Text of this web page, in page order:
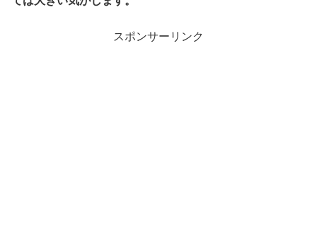
スポンサーリンク